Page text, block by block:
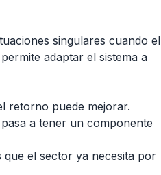
singulares cuando el
adaptar el sistema a
retorno puede mejorar.
a tener un componente
el sector ya necesita por